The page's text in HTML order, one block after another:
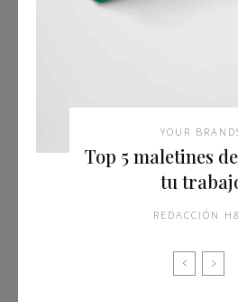
YOUR
Top 5 maletines
tu
REDACCIÓN